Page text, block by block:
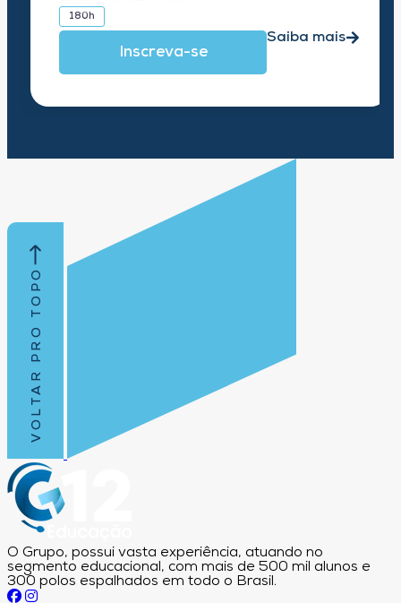
180h
Inscreva-se
Saiba mais
VOLTAR PRO TOPO
O Grupo, possui vasta experiência, atuando no
segmento educacional, com mais de 500 mil alunos e
300 polos espalhados em todo o Brasil.